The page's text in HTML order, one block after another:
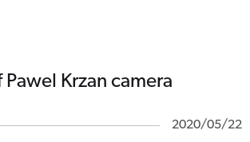
Pawel Krzan camera
2020/05/22